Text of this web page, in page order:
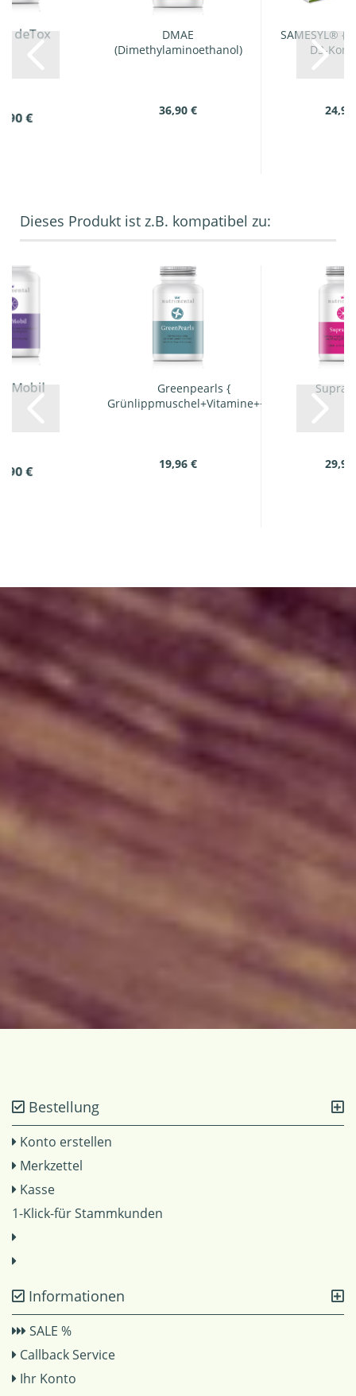
deTox
€
DMAE
(Dimethylaminoethanol)
36,90 €
SAMESYL®
D3-
24,95
Dieses Produkt ist z.B. kompatibel zu:
€
Greenpearls {
Grünlippmuschel+Vitamine++}...
19,96 €
Supra
29,90
Bestellung
Konto erstellen
Merkzettel
Kasse
1-Klick-für Stammkunden
Informationen
SALE %
Callback Service
Ihr Konto